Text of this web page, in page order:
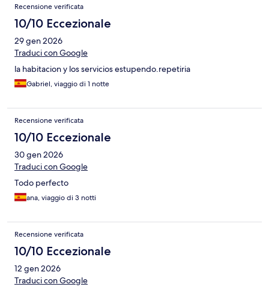
Recensione verificata
10/10 Eccezionale
29 gen 2026
Traduci con Google
la habitacion y los servicios estupendo.repetiria
Gabriel, viaggio di 1 notte
Recensione verificata
10/10 Eccezionale
30 gen 2026
Traduci con Google
Todo perfecto
ana, viaggio di 3 notti
Recensione verificata
10/10 Eccezionale
12 gen 2026
Traduci con Google